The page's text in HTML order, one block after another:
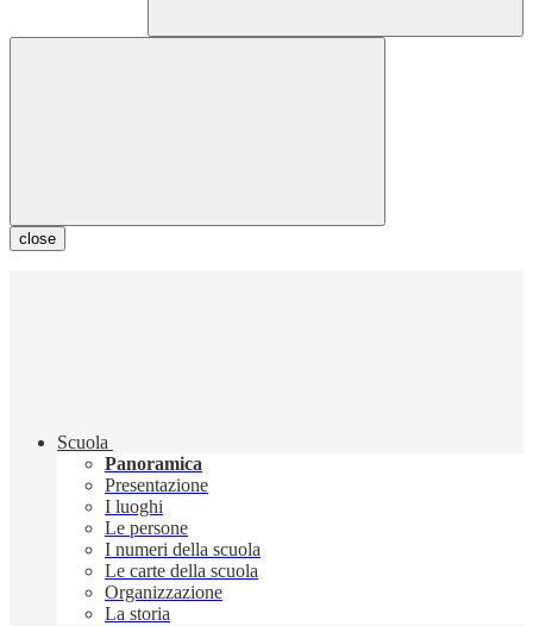
close
Scuola
Panoramica
Presentazione
I luoghi
Le persone
I numeri della scuola
Le carte della scuola
Organizzazione
La storia